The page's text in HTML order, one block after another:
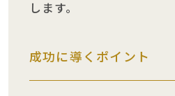
します。
成功に導くポイント